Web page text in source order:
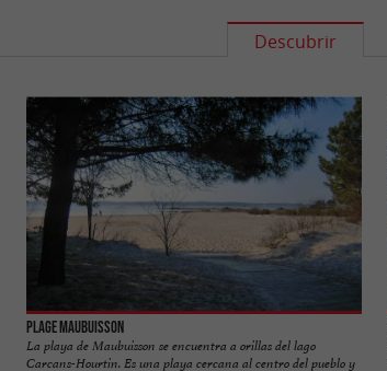
Descubrir
Plage Maubuisson
La playa de Maubuisson se encuentra a orillas del lago
Carcans-Hourtin. Es una playa cercana al centro del pueblo y